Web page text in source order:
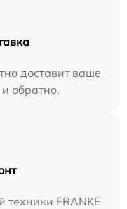
доставит ваше
обратно.
техники FRANKE